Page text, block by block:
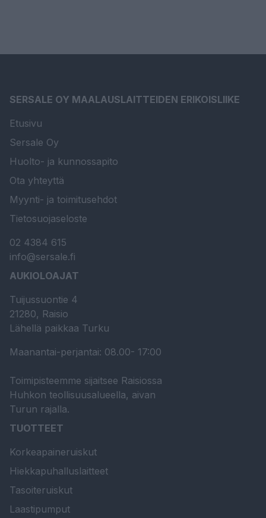
SERSALE OY MAALAUSLAITTEIDEN ERIKOISLIIKE
Etusivu
Sersale Oy
Huolto- ja kunnossapito
Ota yhteyttä
Myynti- ja toimitusehdot
Tietosuojaseloste
02 4384 615
info@sersale.fi
AUKIOLOAJAT
Tuijussuontie 4
21280, Raisio
Lähellä paikkaa Turku
Maanantai-perjantai: 08.00- 17:00
Toimipisteemme sijaitsee Raisiossa
Huhkon teollisuusalueella, aivan
Turun rajalla.
TUOTTEET
Korkeapaineruiskut
Hiekkapuhalluslaitteet
Tasoiteruiskut
Laastipumput